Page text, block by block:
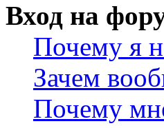
Вход на
Почему я
Зачем
Почему